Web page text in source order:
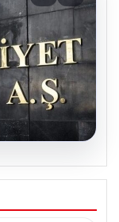
zaman?